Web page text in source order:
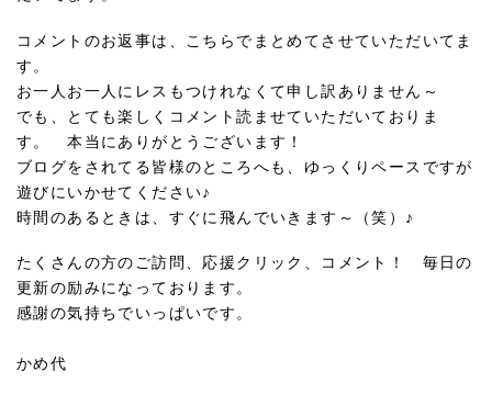
コメントのお返事は、こちらでまとめてさせていただいてま
す。
お一人お一人にレスもつけれなくて申し訳ありません～
でも、とても楽しくコメント読ませていただいておりま
す。 本当にありがとうございます！
ブログをされてる皆様のところへも、ゆっくりペースですが
遊びにいかせてください♪
時間のあるときは、すぐに飛んでいきます～（笑）♪
たくさんの方のご訪問、応援クリック、コメント！ 毎日の
更新の励みになっております。
感謝の気持ちでいっぱいです。
かめ代